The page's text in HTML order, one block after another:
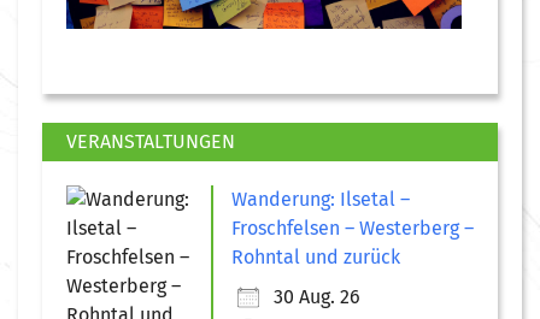
VERANSTALTUNGEN
Wanderung: Ilsetal –
Froschfelsen – Westerberg –
Rohntal und zurück
30 Aug. 26